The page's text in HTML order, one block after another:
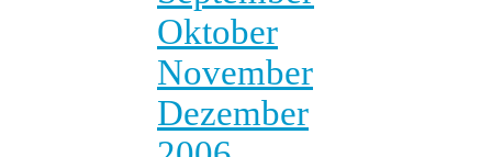
Oktober
November
Dezember